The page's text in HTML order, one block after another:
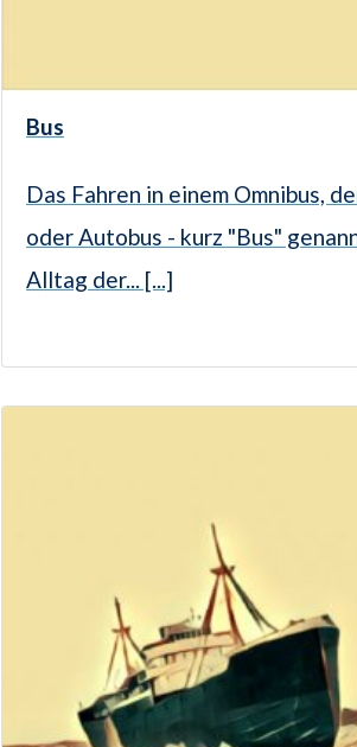
Bus
Das Fahren in einem Omnibus,
oder Autobus - kurz "Bus"
Alltag der... [...]